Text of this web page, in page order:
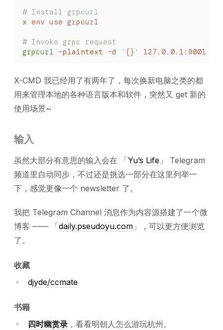
# Install grpcurl
x env use grpcurl
# Invoke grpc request
grpcurl -plaintext -d ' {} ' 127.0.0.1:9001
X-CMD 我已经用了有两年了，每次换新电脑之类的都
用来管理本地的各种语言版本和软件，突然又 get 新的
使用场景~
输入
虽然大部分有意思的输入会在 「Yu’s Life 」 Telegram
频道里自动同步，不过还是挑选一部分在这里列举一
下，感觉更像一个 newsletter 了。
我把 Telegram Channel 消息作为内容源搭建了一个微
博客 —— 「daily.pseudoyu.com 」，可以更方便浏览
了。
收藏
djyde/ccmate
书籍
四时幽赏录 ，看看明朝人怎么游玩杭州。